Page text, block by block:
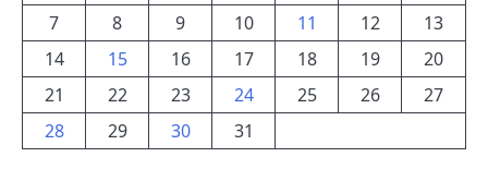
7
8 9 10 11 12
13
14
15 16 17 18 19
20
21
22 23 24 25 26
27
28
29 30 31